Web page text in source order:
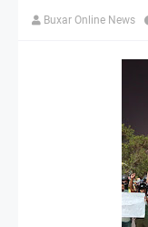
Buxar Online News